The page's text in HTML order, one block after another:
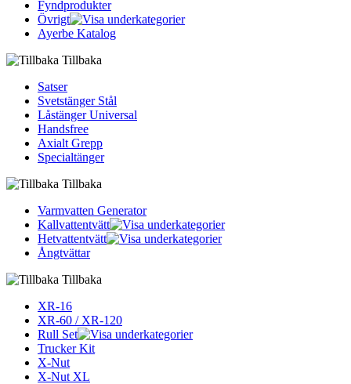
Fyndprodukter
Övrigt
Ayerbe Katalog
Tillbaka
Satser
Svetstänger Stål
Låstänger Universal
Handsfree
Axialt Grepp
Specialtänger
Tillbaka
Varmvatten Generator
Kallvattentvätt
Hetvattentvätt
Ångtvättar
Tillbaka
XR-16
XR-60 / XR-120
Rull Set
Trucker Kit
X-Nut
X-Nut XL